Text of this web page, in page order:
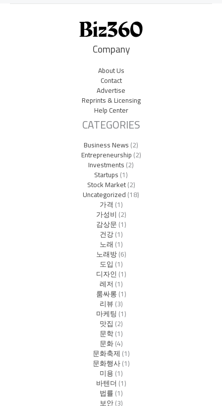
Company
About Us
Contact
Advertise
Reprints & Licensing
Help Center
CATEGORIES
Business News(2)
Entrepreneurship(2)
Investments(2)
Startups(1)
Stock Market(2)
Uncategorized(18)
가격 (1)
가성비 (2)
감상문(1)
건강(1)
노래 (1)
노래방(6)
도입 (1)
디자인(1)
레저 (1)
룸싸롱(1)
리뷰(3)
마케팅 (1)
맛집 (2)
문학(1)
문화(4)
문화축제 (1)
문화행사(1)
미용(1)
바텐더 (1)
법률(1)
보안(3)